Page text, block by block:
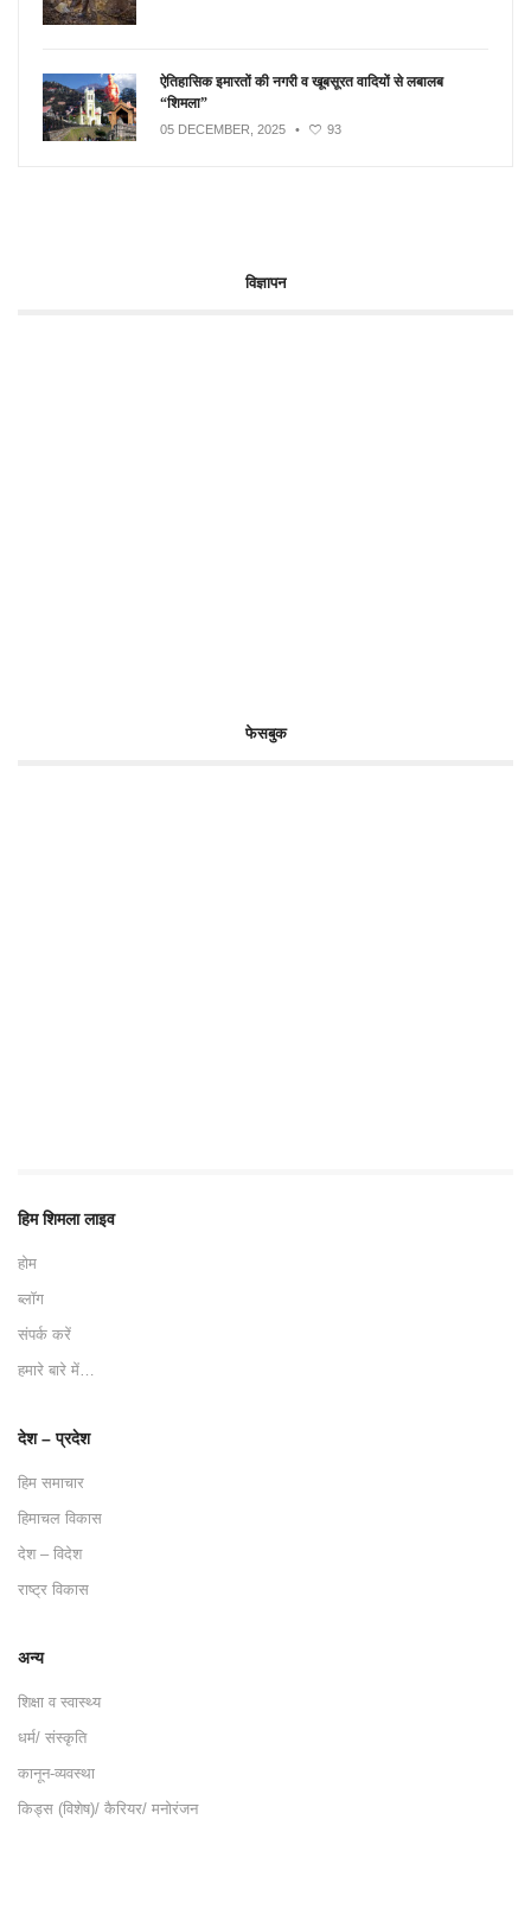
ऐतिहासिक इमारतों की नगरी व खूबसूरत वादियों से लबालब
“शिमला”
05 DECEMBER, 2025 • 93
विज्ञापन
फेसबुक
हिम शिमला लाइव
होम
ब्लॉग
संपर्क करें
हमारे बारे में…
देश – प्रदेश
हिम समाचार
हिमाचल विकास
देश – विदेश
राष्ट्र विकास
अन्य
शिक्षा व स्वास्थ्य
धर्म/ संस्कृति
कानून-व्यवस्था
किड्स (विशेष)/ कैरियर/ मनोरंजन